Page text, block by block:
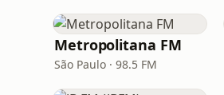
Metropolitana FM
São Paulo · 98.5 FM